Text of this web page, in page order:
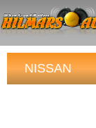
NISSAN